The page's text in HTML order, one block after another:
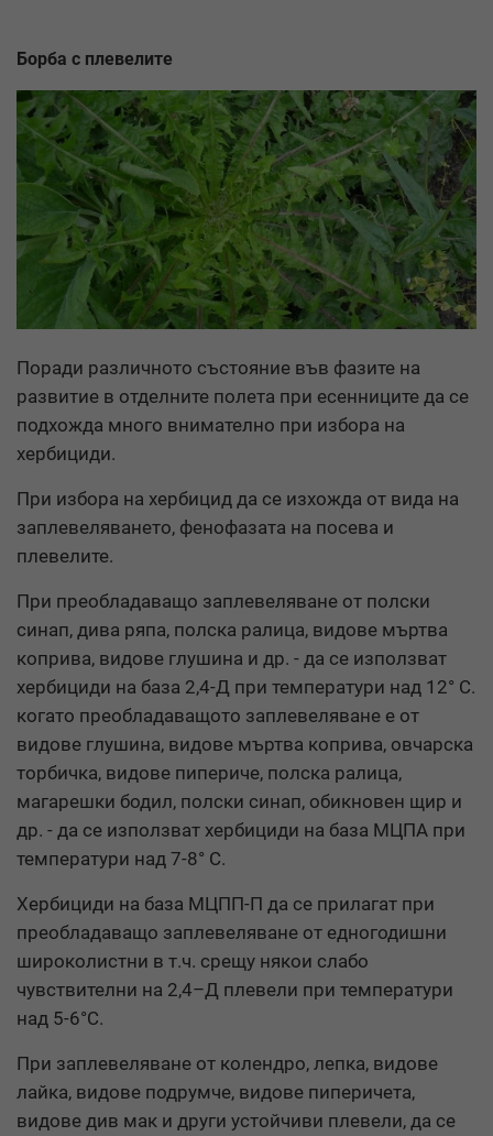
Борба с плевелите
Поради различното състояние във фазите на
развитие в отделните полета при есенниците да се
подхожда много внимателно при избора на
хербициди.
При избора на хербицид да се изхожда от вида на
заплевеляването, фенофазата на посева и
плевелите.
При преобладаващо заплевеляване от полски
синап, дива ряпа, полска ралица, видове мъртва
коприва, видове глушина и др. - да се използват
хербициди на база 2,4-Д при температури над 12° C.
когато преобладаващото заплевеляване е от
видове глушина, видове мъртва коприва, овчарска
торбичка, видове пипериче, полска ралица,
магарешки бодил, полски синап, обикновен щир и
др. - да се използват хербициди на база МЦПА при
температури над 7-8° C.
Хербициди на база МЦПП-П да се прилагат при
преобладаващо заплевеляване от едногодишни
широколистни в т.ч. срещу някои слабо
чувствителни на 2,4–Д плевели при температури
над 5-6°С.
При заплевеляване от колендро, лепка, видове
лайка, видове подрумче, видове пиперичета,
видове див мак и други устойчиви плевели, да се